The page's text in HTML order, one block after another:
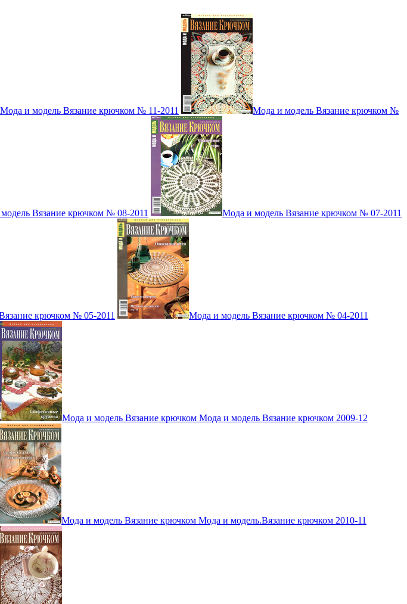
Мода и модель Вязание крючком № 11-2011 Мода и модель Вязание крючком №
Вязание крючком № 08-2011 Мода и модель Вязание крючком № 07-2011
крючком № 05-2011 Мода и модель Вязание крючком № 04-2011
Мода и модель Вязание крючком Мода и модель Вязание крючком 2009-12
Мода и модель Вязание крючком Мода и модель.Вязание крючком 2010-11